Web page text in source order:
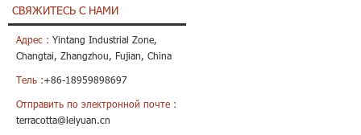
СВЯЖИТЕСЬ С НАМИ
Адрес : Yintang Industrial Zone,
Changtai, Zhangzhou, Fujian, China
Тель :+86-18959898697
Отправить по электронной почте :
terracotta@leiyuan.cn